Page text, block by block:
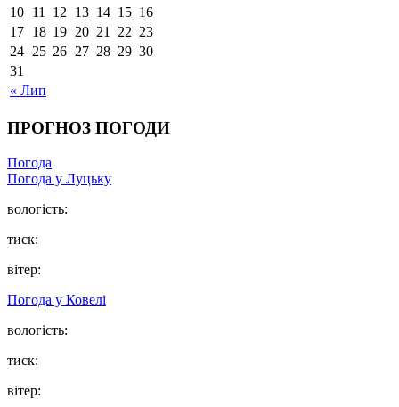
« Лип
10 11 12 13 14 15 16
17 18 19 20 21 22 23
24 25 26 27 28 29 30
31
ПРОГНОЗ ПОГОДИ
Погода
Погода у Луцьку
вологість:
тиск:
вітер:
Погода у Ковелі
вологість:
тиск:
вітер: